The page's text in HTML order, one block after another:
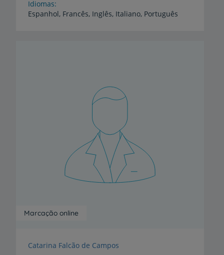
Idiomas
Espanhol, Francês, Inglês, Italiano, Português
Marcação online
Catarina Falcão de Campos